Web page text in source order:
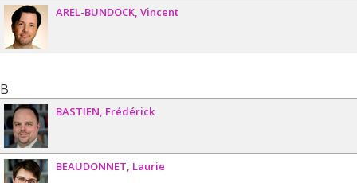
AREL-BUNDOCK Vincent
B
BASTIEN Frédérick
BEAUDONNET Laurie